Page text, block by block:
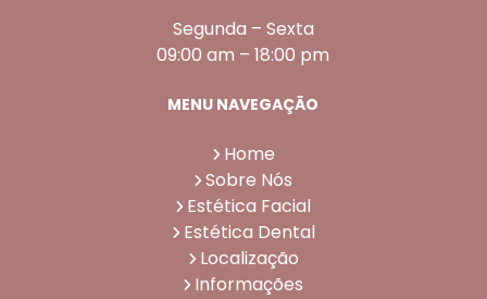
Segunda – Sexta
09:00 am – 18:00 pm
MENU NAVEGAÇÃO
Home
Sobre Nós
Estética Facial
Estética Dental
Localização
Informações